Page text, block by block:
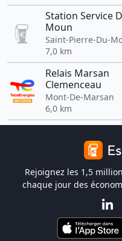
Station Service
Moun
Saint-Pierre-Du-
7,0 km
Relais Marsan
Clemenceau
Mont-De-Marsan
6,0 km
Rejoignez les 1,5
chaque jour des